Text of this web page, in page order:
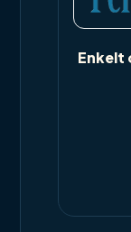
Enkelt